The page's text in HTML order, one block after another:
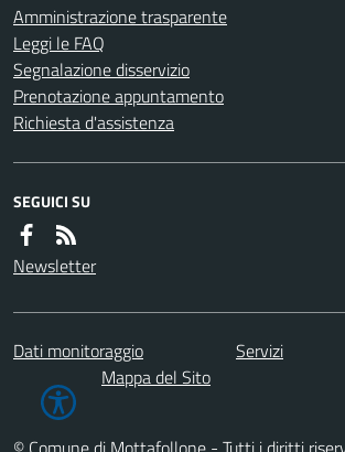
Amministrazione trasparente
Leggi le FAQ
Segnalazione disservizio
Prenotazione appuntamento
Richiesta d'assistenza
SEGUICI SU
Newsletter
Dati monitoraggio Servizi
Mappa del Sito